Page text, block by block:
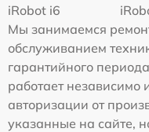
iRobot i6
Мы занимаемся
обслуживанием
гарантийного
работает
авторизации от
указанные на сайте,